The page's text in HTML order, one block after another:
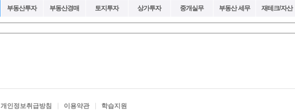
부동산투자 부동산경매 토지투자 상가투자 중개실무 부동산 세무 재테크/자산
개인정보취급방침 이용약관 학습지원